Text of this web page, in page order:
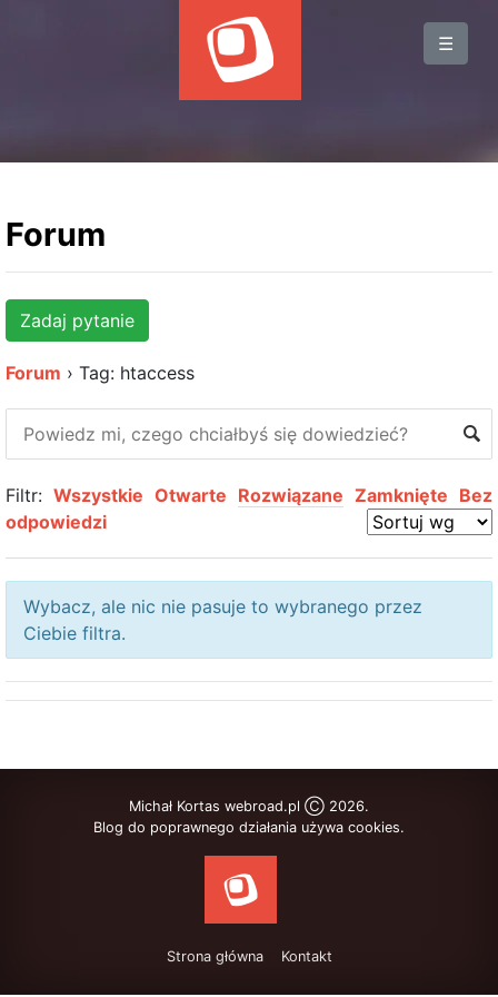
☰
BLOG
WYDARZENIA
HOSTING
Forum
Zadaj pytanie
Forum › Tag: htaccess
Filtr: Wszystkie Otwarte Rozwiązane Zamknięte Bez
odpowiedzi
Wybacz, ale nic nie pasuje to wybranego przez
Ciebie filtra.
Michał Kortas webroad.pl Ⓒ 2026.
Blog do poprawnego działania używa cookies.
Strona główna Kontakt